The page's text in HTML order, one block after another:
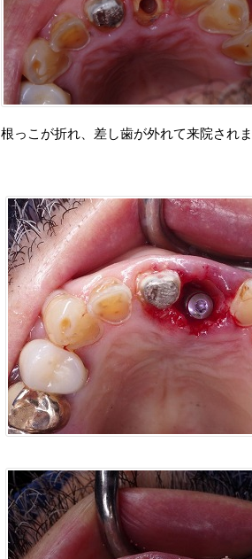
根っこが折れ、差し歯が外れて来院されま